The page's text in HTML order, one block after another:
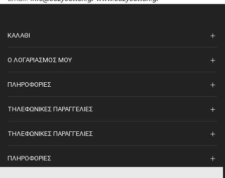
ΚΑΛΆΘΙ
O ΛΟΓΑΡΙΑΣΜΌΣ ΜΟΥ
ΠΛΗΡΟΦΟΡΊΕΣ
ΤΗΛΕΦΩΝΙΚΈΣ ΠΑΡΑΓΓΕΛΊΕΣ
ΤΗΛΕΦΩΝΙΚΈΣ ΠΑΡΑΓΓΕΛΊΕΣ
ΠΛΗΡΟΦΟΡΊΕΣ